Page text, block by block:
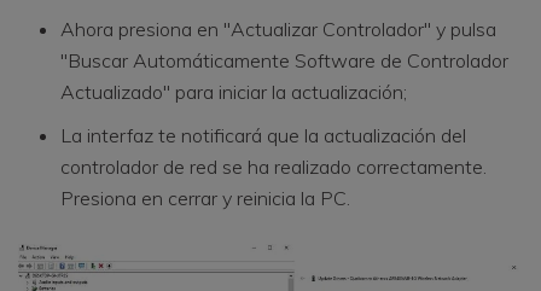
Ahora presiona en "Actualizar Controlador" y pulsa
"Buscar Automáticamente Software de Controlador
Actualizado" para iniciar la actualización;
La interfaz te notificará que la actualización del
controlador de red se ha realizado correctamente.
Presiona en cerrar y reinicia la PC.